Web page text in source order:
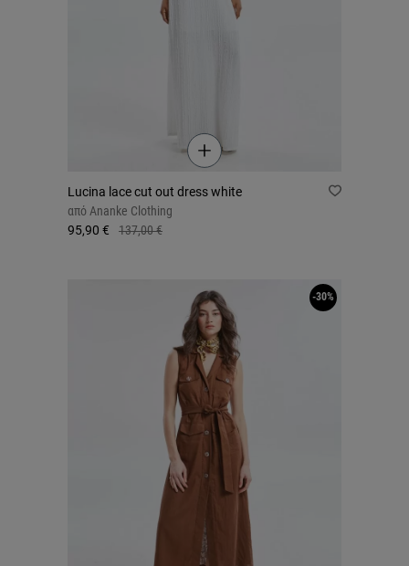
Lucina lace cut out dress white
από Ananke Clothing
95,90 €
137,00 €
-30%